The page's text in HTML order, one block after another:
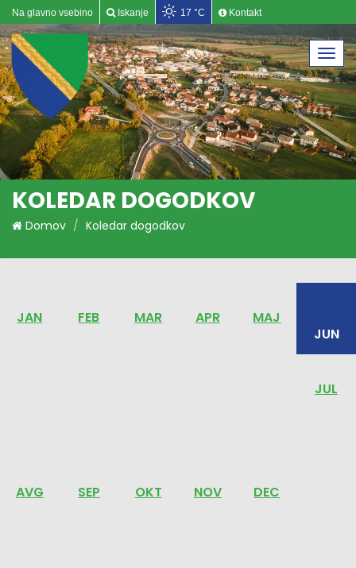
Na glavno vsebino Iskanje 17 °C Kontakt
KOLEDAR DOGODKOV
Domov Koledar dogodkov
JAN FEB MAR APR
MAJ
JUN
JUL
AVG SEP OKT NOV DEC